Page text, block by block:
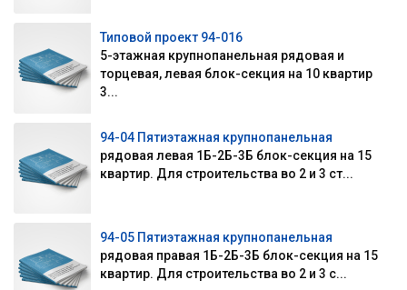
Типовой проект 94-016
5-этажная крупнопанельная рядовая и
торцевая, левая блок-секция на 10 квартир
3...
94-04 Пятиэтажная крупнопанельная
рядовая левая 1Б-2Б-3Б блок-секция на 15
квартир. Для строительства во 2 и 3 ст...
94-05 Пятиэтажная крупнопанельная
рядовая правая 1Б-2Б-3Б блок-секция на 15
квартир. Для строительства во 2 и 3 с...